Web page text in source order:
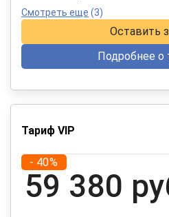
Смотреть еще (3)
Оставить
Подробнее о
Тариф VIP
- 40%
59 380